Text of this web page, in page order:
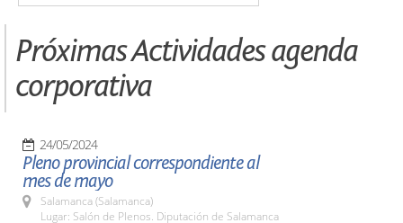
Próximas Actividades agenda
corporativa
24/05/2024
Pleno provincial correspondiente al
mes de mayo
Salamanca (Salamanca)
Lugar: Salón de Plenos. Diputación de Salamanca